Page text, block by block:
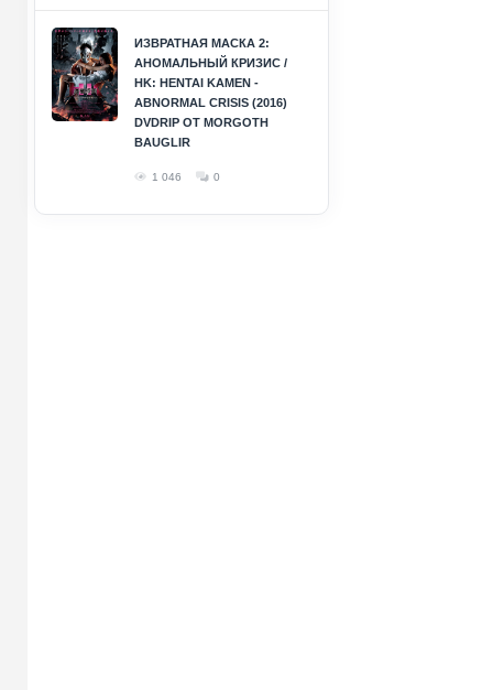
ИЗВРАТНАЯ МАСКА 2:
АНОМАЛЬНЫЙ КРИЗИС /
HK: HENTAI KAMEN -
ABNORMAL CRISIS (2016)
DVDRIP ОТ MORGOTH
BAUGLIR
1 046 0